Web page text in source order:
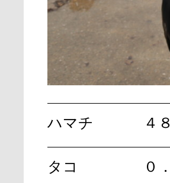
ハマチ ４
タコ
０